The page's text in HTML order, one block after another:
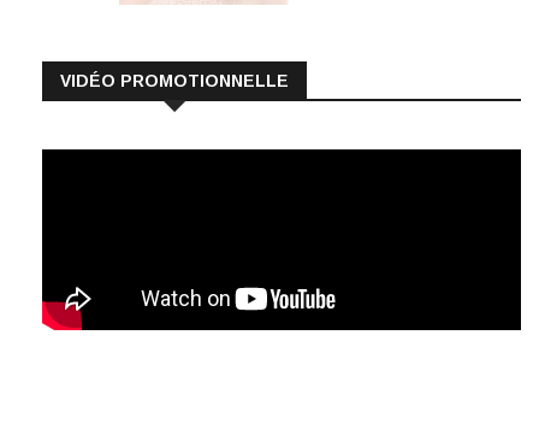
VIDÉO PROMOTIONNELLE